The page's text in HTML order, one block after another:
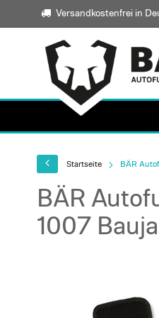
Versandkostenfrei in
Startseite BÄR
BÄR
1007